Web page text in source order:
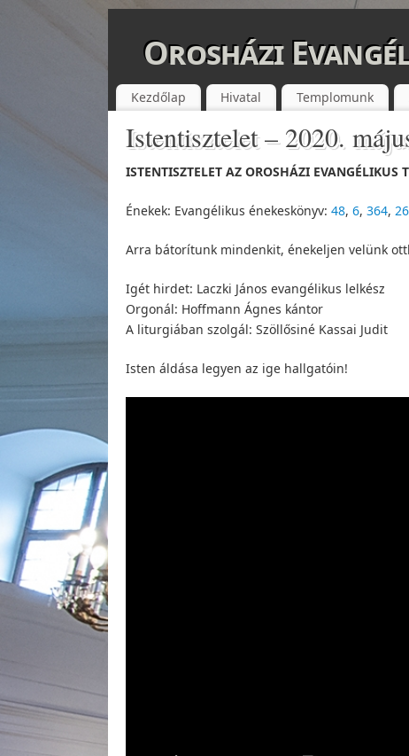
Orosházi
Kezdőlap Hivatal Templomunk
Istentisztelet – 2020.
ISTENTISZTELET AZ OROSHÁZI
Énekek: Evangélikus énekeskönyv: 48, 6, 364,
Arra bátorítunk mindenkit, énekeljen velünk
Igét hirdet: Laczki János evangélikus lelkész
Orgonál: Hoffmann Ágnes kántor
A liturgiában szolgál: Szöllősiné Kassai Judit
Isten áldása legyen az ige hallgatóin!